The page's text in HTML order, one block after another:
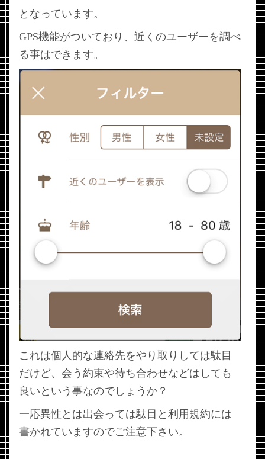
となっています。
GPS機能がついており、近くのユーザーを調べ
る事はできます。
これは個人的な連絡先をやり取りしては駄目
だけど、会う約束や待ち合わせなどはしても
良いという事なのでしょうか？
一応異性とは出会っては駄目と利用規約には
書かれていますのでご注意下さい。